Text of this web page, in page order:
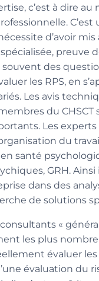
c’est à dire au
C’est
d’avoir
preuve
souvent des
les RPS, en
Les avis
du CHSCT
Les
du
santé
GRH.
dans des
de solutions
«
les plus
évaluer les
évaluation du